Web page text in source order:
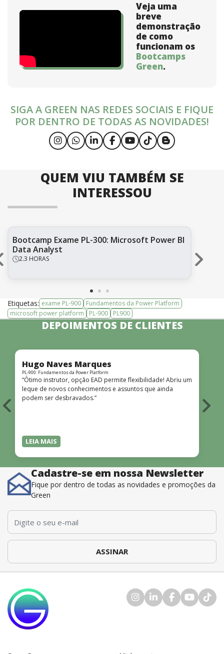
Veja uma
breve
demonstração
de como
funcionam os
Bootcamps
Green.
SIGA A GREEN NAS REDES SOCIAIS E FIQUE
POR DENTRO DE TODAS AS NOVIDADES!
QUEM VIU TAMBÉM SE
INTERESSOU
Bootcamp Exame PL-300: Microsoft Power BI
Data Analyst
2.3 HORAS
Etiquetas: exame PL-900
Fundamentos da Power Platform
microsoft power platform
PL-900 PL900
DEPOIMENTOS DE CLIENTES
Hugo Naves Marques
PL-900: Fundamentos da Power Platform
“Ótimo instrutor, opção EAD permite flexibilidade! Abriu um
leque de novos conhecimentos e assuntos que ainda
podem ser desbravados.”
LEIA MAIS
Cadastre-se em nossa Newsletter
Fique por dentro de todas as novidades e promoções da
Green
E-mail